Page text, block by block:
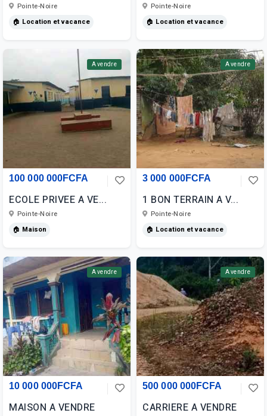
Pointe-Noire
🏠 Location et vacance
Pointe-Noire
🏠 Location et vacance
A vendre
100 000 000FCFA
ECOLE PRIVEE A VE...
Pointe-Noire
🏠 Maison
A vendre
3 000 000FCFA
1 BON TERRAIN A V...
Pointe-Noire
🏠 Location et vacance
A vendre
10 000 000FCFA
MAISON A VENDRE
A vendre
500 000 000FCFA
CARRIERE A VENDRE